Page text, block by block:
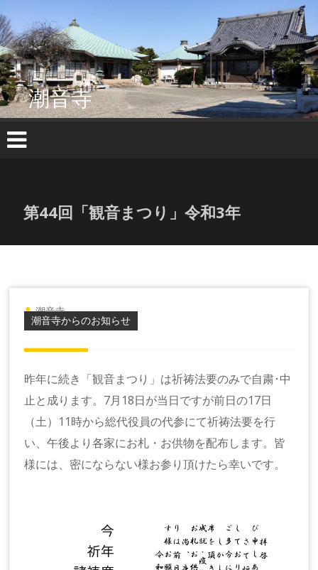
ン
テ
ン
ツ
へ
ス
キ
ッ
潮音寺
第44回「観音まつり」令和3年
潮音寺からのお知らせ
潮音寺
昨年に続き「観音まつり」は祈祷法要のみで自粛･中
止と成ります。7月18日が当日ですが前日の17日
（土）11時から総代役員の代参にて祈祷法要を行
い、午後より各家にお札・お供物を配布します。皆
様には、密にならない様お参り頂けたら幸いです。